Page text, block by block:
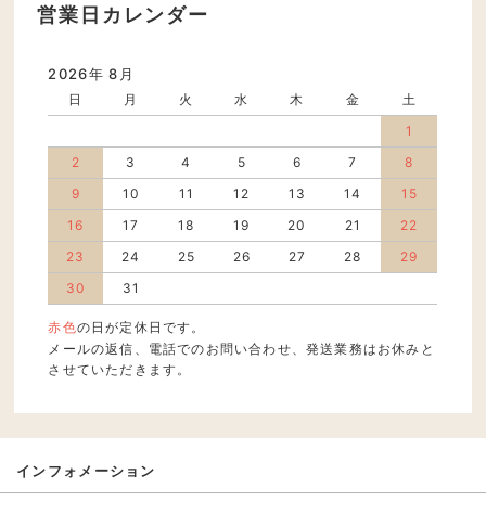
営業日カレンダー
2026年 8月
日 月 火 水 木 金
土
1
2
3 4 5 6 7
8
9
10 11 12 13 14
15
16
17 18 19 20 21
22
23
24 25 26 27 28
29
30
31
赤色の日が定休日です。
メールの返信、電話でのお問い合わせ、発送業務はお休みと
させていただきます。
インフォメーション